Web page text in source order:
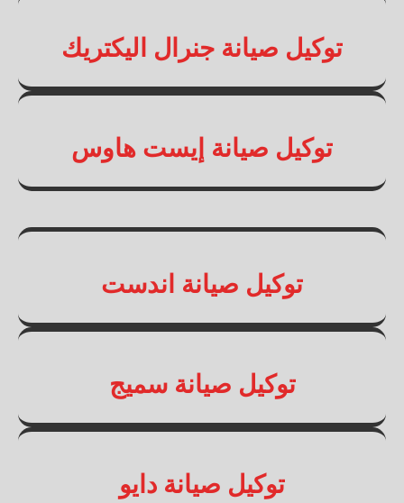
توكيل صيانة جنرال اليكتريك
توكيل صيانة إيست هاوس
توكيل صيانة اندست
توكيل صيانة سميج
توكيل صيانة دايو